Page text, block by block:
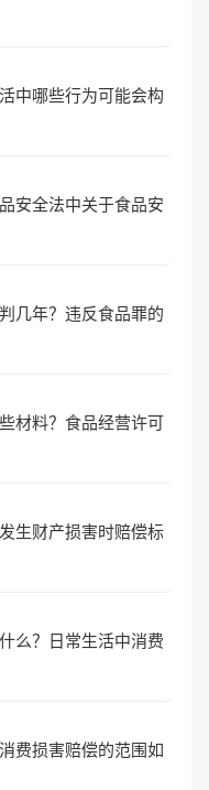
中哪些行为可能会构
安全法中关于食品安
几年？违反食品罪的
材料？食品经营许可
生财产损害时赔偿标
么？日常生活中消费
费损害赔偿的范围如